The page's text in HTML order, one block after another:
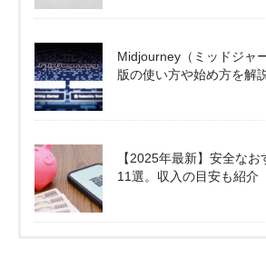
Midjourney（ミッドジャ
版の使い方や始め方を解
【2025年最新】安全な
11選。収入の目安も紹介